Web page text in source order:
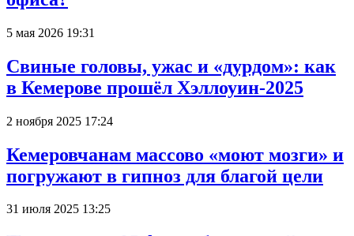
5 мая 2026 19:31
Свиные головы, ужас и «дурдом»: как
в Кемерове прошёл Хэллоуин-2025
2 ноября 2025 17:24
Кемеровчанам массово «моют мозги» и
погружают в гипноз для благой цели
31 июля 2025 13:25